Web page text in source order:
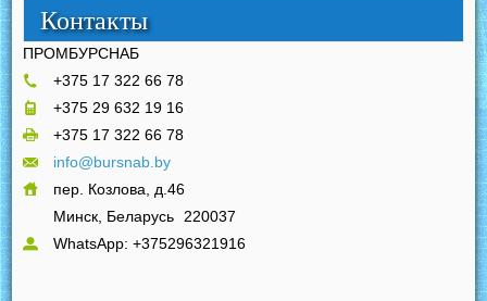
Контакты
ПРОМБУРСНАБ
+375 17 322 66 78
+375 29 632 19 16
+375 17 322 66 78
info@bursnab.by
пер. Козлова, д.46
Минск, Беларусь
220037
WhatsApp: +375296321916